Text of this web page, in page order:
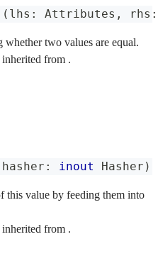
( lhs : Attributes , rhs :
two values are equal.
from .
: inout Hasher )
this value by feeding them into
from .